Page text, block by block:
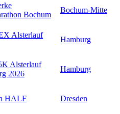
Bochum
Bochum-Mitte
Alsterlauf
Hamburg
Alsterlauf
2026
Hamburg
HALF Dresden